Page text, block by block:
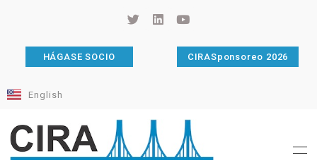
HÁGASE SOCIO CIRASponsoreo 2026
English